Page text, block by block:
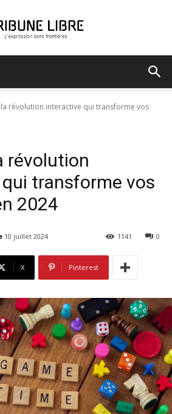
la révolution interactive qui transforme vos
révolution
transforme vos
2024
10 juillet 2024 0
1141
X Pinterest